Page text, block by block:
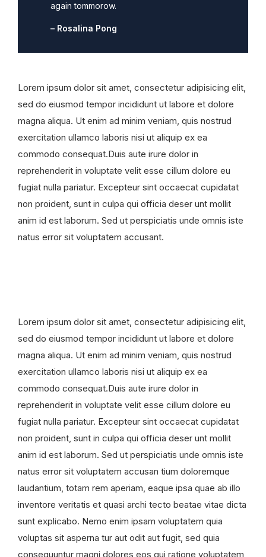
again tommorow.
– Rosalina Pong
Lorem ipsum dolor sit amet, consectetur adipisicing elit,
sed do eiusmod tempor incididunt ut labore et dolore
magna aliqua. Ut enim ad minim veniam, quis nostrud
exercitation ullamco laboris nisi ut aliquip ex ea
commodo consequat.Duis aute irure dolor in
reprehenderit in voluptate velit esse cillum dolore eu
fugiat nulla pariatur. Excepteur sint occaecat cupidatat
non proident, sunt in culpa qui officia deser unt mollit
anim id est laborum. Sed ut perspiciatis unde omnis iste
natus error sit voluptatem accusant.
Lorem ipsum dolor sit amet, consectetur adipisicing elit,
sed do eiusmod tempor incididunt ut labore et dolore
magna aliqua. Ut enim ad minim veniam, quis nostrud
exercitation ullamco laboris nisi ut aliquip ex ea
commodo consequat.Duis aute irure dolor in
reprehenderit in voluptate velit esse cillum dolore eu
fugiat nulla pariatur. Excepteur sint occaecat cupidatat
non proident, sunt in culpa qui officia deser unt mollit
anim id est laborum. Sed ut perspiciatis unde omnis iste
natus error sit voluptatem accusan tium doloremque
laudantium, totam rem aperiam, eaque ipsa quae ab illo
inventore veritatis et quasi archi tecto beatae vitae dicta
sunt explicabo. Nemo enim ipsam voluptatem quia
voluptas sit asperna tur aut odit aut fugit, sed quia
consequuntur magni dolores eos qui ratione voluptatem